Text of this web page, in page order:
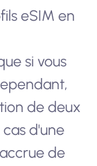
eSIM en
si vous
de deux
d'une
de